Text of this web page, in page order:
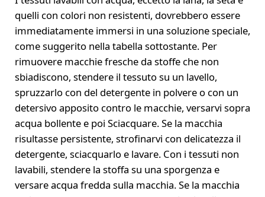
quelli con colori non resistenti, dovrebbero essere
immediatamente immersi in una soluzione speciale,
come suggerito nella tabella sottostante. Per
rimuovere macchie fresche da stoffe che non
sbiadiscono, stendere il tessuto su un lavello,
spruzzarlo con del detergente in polvere o con un
detersivo apposito contro le macchie, versarvi sopra
acqua bollente e poi Sciacquare. Se la macchia
risultasse persistente, strofinarvi con delicatezza il
detergente, sciacquarlo e lavare. Con i tessuti non
lavabili, stendere la stoffa su una sporgenza e
versare acqua fredda sulla macchia. Se la macchia